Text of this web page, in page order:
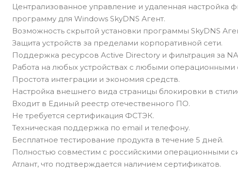
Централизованное управление и удаленная настройка
программу для Windows SkyDNS Агент.
Возможность скрытой установки программы SkyDNS
Защита устройств за пределами корпоративной сети.
Поддержка ресурсов Active Directory и фильтрация за
Работа на любых устройствах с любыми операционными
Простота интеграции и экономия средств.
Настройка внешнего вида страницы блокировки в
Входит в Единый реестр отечественного ПО.
Не требуется сертификация ФСТЭК.
Техническая поддержка по email и телефону.
Бесплатное тестирование продукта в течение 5 дней.
Полностью совместим с российскими операционными
Атлант, что подтверждается наличием сертификатов.